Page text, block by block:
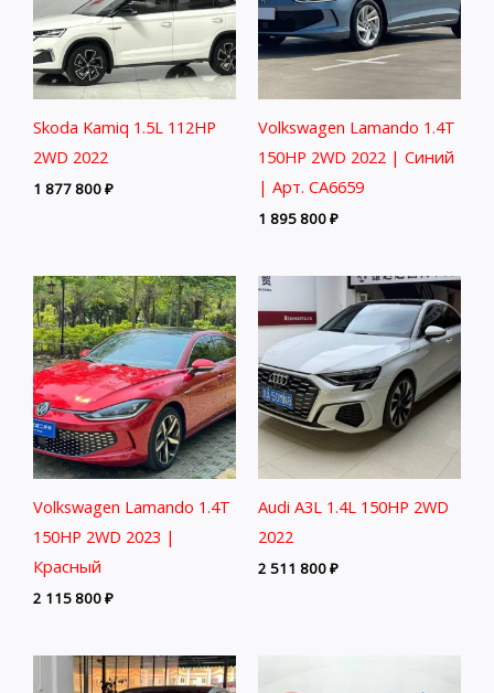
Skoda Kamiq 1.5L 112HP
2WD 2022
1 877 800₽
Volkswagen Lamando 1.4T
150HP 2WD 2022 | Синий
| Арт. CA6659
1 895 800₽
Volkswagen Lamando 1.4T
150HP 2WD 2023 |
Красный
2 115 800₽
Audi A3L 1.4L 150HP 2WD
2022
2 511 800₽